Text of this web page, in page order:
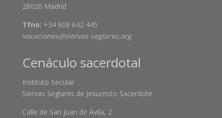
28020 Madrid
Tfno: +34 608 642 445
vocaciones@siervas-seglares.org
Cenáculo sacerdotal
Instituto Secular
Siervas Seglares de Jesucristo Sacerdote
Calle de San Juan de Ávila, 2